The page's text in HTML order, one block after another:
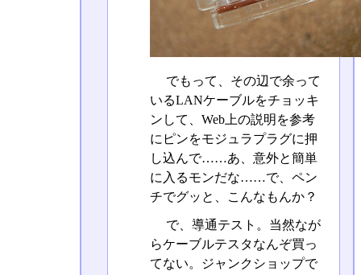
でもって、その辺で余って
いるLANケーブルをチョッキ
ンして、Web上の説明を参考
にピンをモジュラプラグに押
し込んで……あ、意外と簡単
に入るモンだな……で、ペン
チでグッと、こんなもんか？
で、導通テスト。当然なが
らケーブルテスタなんぞ買っ
てない。ジャンクショップで